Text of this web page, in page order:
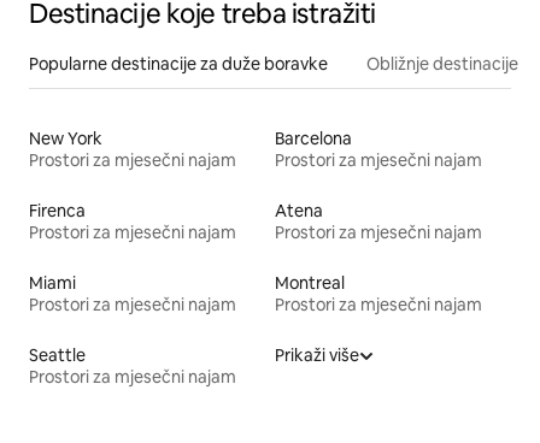
Destinacije koje treba istražiti
Popularne destinacije za duže boravke Obližnje destinacije
New York
Prostori za mjesečni najam
Barcelona
Prostori za mjesečni najam
Firenca
Prostori za mjesečni najam
Atena
Prostori za mjesečni najam
Miami
Prostori za mjesečni najam
Montreal
Prostori za mjesečni najam
Seattle
Prostori za mjesečni najam
Prikaži više